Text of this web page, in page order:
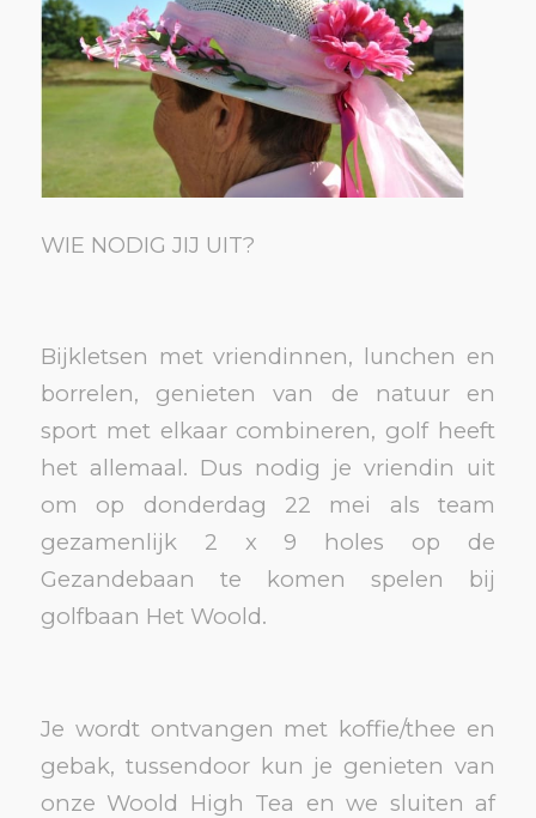
WIE NODIG JIJ UIT?
Bijkletsen met vriendinnen, lunchen en
borrelen, genieten van de natuur en
sport met elkaar combineren, golf heeft
het allemaal. Dus nodig je vriendin uit
om op donderdag 22 mei als team
gezamenlijk 2 x 9 holes op de
Gezandebaan te komen spelen bij
golfbaan Het Woold.
Je wordt ontvangen met koffie/thee en
gebak, tussendoor kun je genieten van
onze Woold High Tea en we sluiten af